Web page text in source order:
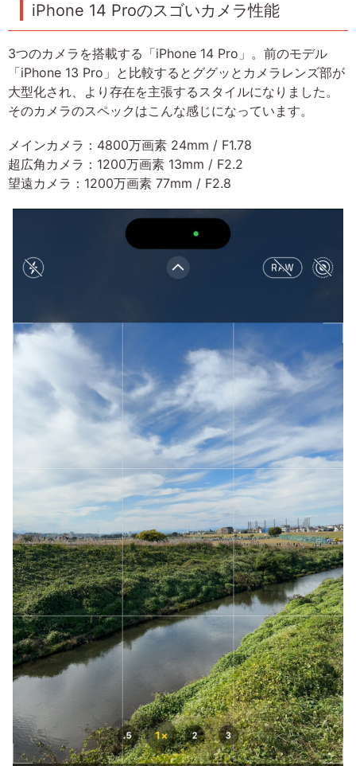
iPhone 14 Proのスゴいカメラ性能
3つのカメラを搭載する「iPhone 14 Pro」。前のモデル
「iPhone 13 Pro」と比較するとググッとカメラレンズ部が
大型化され、より存在を主張するスタイルになりました。
そのカメラのスペックはこんな感じになっています。
メインカメラ：4800万画素 24mm / F1.78
超広角カメラ：1200万画素 13mm / F2.2
望遠カメラ：1200万画素 77mm / F2.8